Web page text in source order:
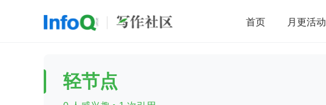
首页 月更活动
前端 AI
轻节点